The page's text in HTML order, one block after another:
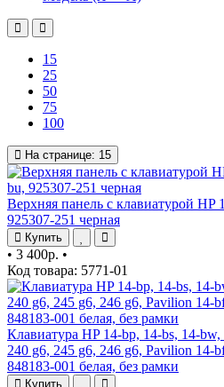
15
25
50
75
100
На странице: 15
Верхняя панель с клавиатурой HP
925307-251 черная
Купить
• 3 400р. •
Код товара: 5771-01
Клавиатура HP 14-bp, 14-bs, 14-
240 g6, 245 g6, 246 g6, Pavilion 14-
848183-001 белая, без рамки
Купить